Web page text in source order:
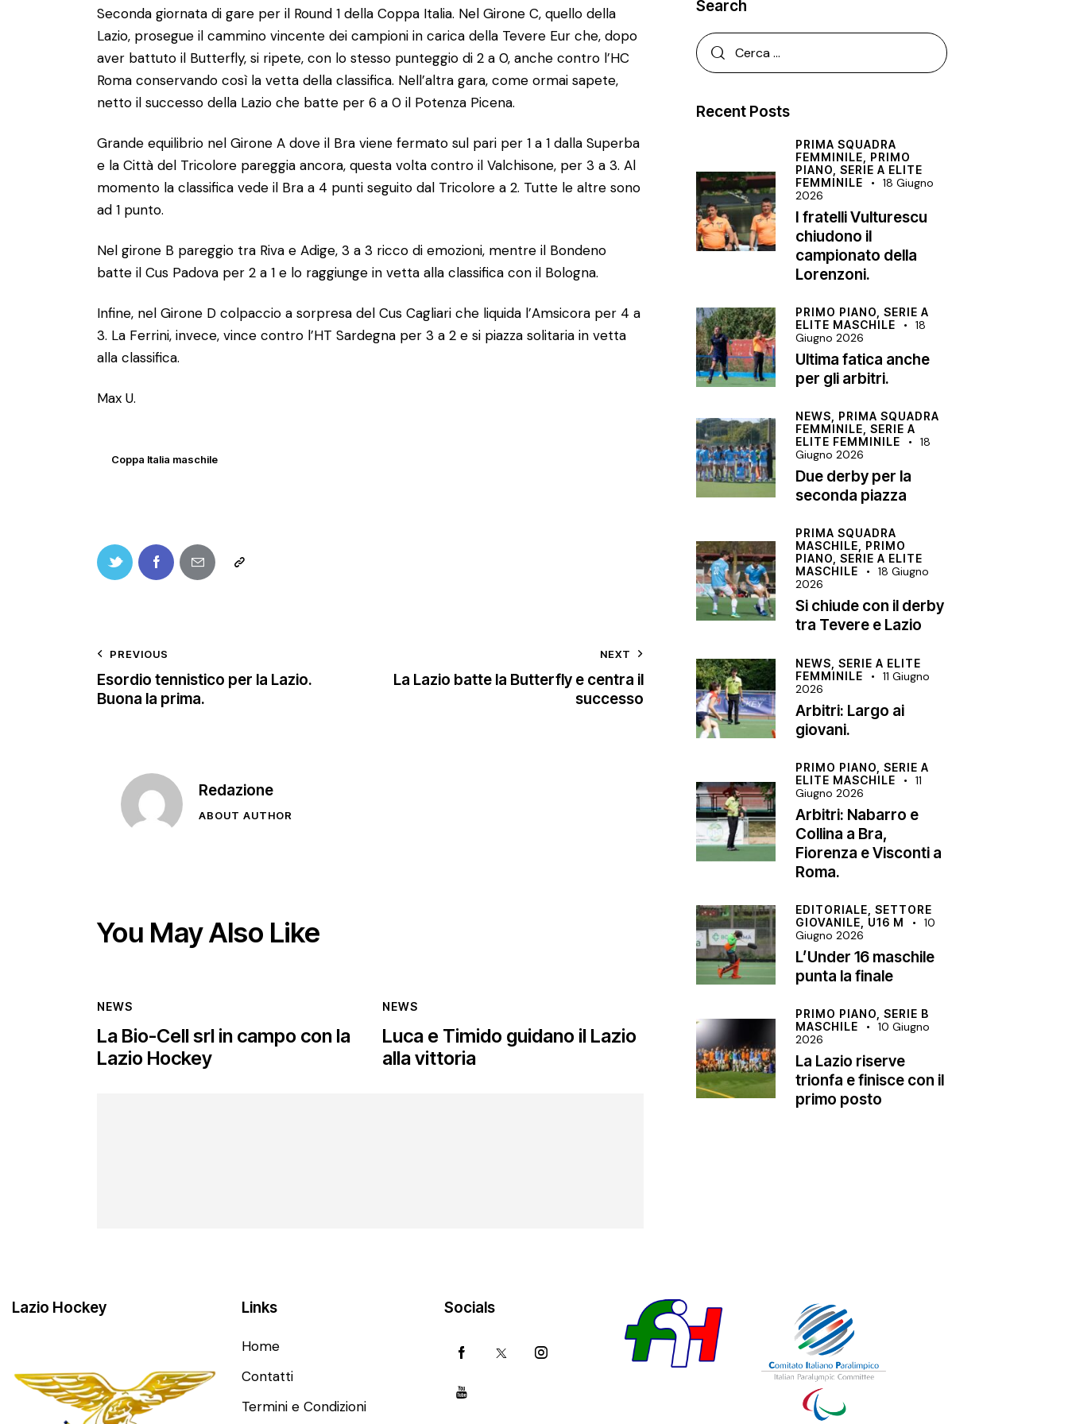
Seconda giornata di gare per il Round 1 della Coppa Italia. Nel Girone C, quello della
Lazio, prosegue il cammino vincente dei campioni in carica della Tevere Eur che, dopo
aver battuto il Butterfly, si ripete, con lo stesso punteggio di 2 a 0, anche contro l’HC
Roma conservando così la vetta della classifica. Nell’altra gara, come ormai sapete,
netto il successo della Lazio che batte per 6 a 0 il Potenza Picena.
Grande equilibrio nel Girone A dove il Bra viene fermato sul pari per 1 a 1 dalla Superba
e la Città del Tricolore pareggia ancora, questa volta contro il Valchisone, per 3 a 3. Al
momento la classifica vede il Bra a 4 punti seguito dal Tricolore a 2. Tutte le altre sono
ad 1 punto.
Nel girone B pareggio tra Riva e Adige, 3 a 3 ricco di emozioni, mentre il Bondeno
batte il Cus Padova per 2 a 1 e lo raggiunge in vetta alla classifica con il Bologna.
Infine, nel Girone D colpaccio a sorpresa del Cus Cagliari che liquida l’Amsicora per 4 a
3. La Ferrini, invece, vince contro l’HT Sardegna per 3 a 2 e si piazza solitaria in vetta
alla classifica.
Max U.
Coppa Italia maschile
PREVIOUS
Esordio tennistico per la Lazio.
Buona la prima.
NEXT
La Lazio batte la Butterfly e centra il
successo
Redazione
ABOUT AUTHOR
You May Also Like
NEWS
La Bio-Cell srl in campo con la
Lazio Hockey
NEWS
Luca e Timido guidano il Lazio
alla vittoria
Search
Recent Posts
PRIMA SQUADRA
FEMMINILE, PRIMO
PIANO,SERIE A ELITE
FEMMINILE
18 Giugno
2026
I fratelli Vulturescu
chiudono il
campionato della
Lorenzoni.
PRIMO PIANO,SERIE A
ELITE MASCHILE
18
Giugno 2026
Ultima fatica anche
per gli arbitri.
NEWS, PRIMA SQUADRA
FEMMINILE,SERIE A
ELITE FEMMINILE
18
Giugno 2026
Due derby per la
seconda piazza
PRIMA SQUADRA
MASCHILE, PRIMO
PIANO,SERIE A ELITE
MASCHILE
18 Giugno
2026
Si chiude con il derby
tra Tevere e Lazio
NEWS,SERIE A ELITE
FEMMINILE
11 Giugno
2026
Arbitri: Largo ai
giovani.
PRIMO PIANO,SERIE A
ELITE MASCHILE
11
Giugno 2026
Arbitri: Nabarro e
Collina a Bra,
Fiorenza e Visconti a
Roma.
EDITORIALE,SETTORE
GIOVANILE, U16 M
10
Giugno 2026
L’Under 16 maschile
punta la finale
PRIMO PIANO,SERIE B
MASCHILE
10 Giugno
2026
La Lazio riserve
trionfa e finisce con il
primo posto
Lazio Hockey Links
Home
Contatti
Termini e Condizioni
Socials